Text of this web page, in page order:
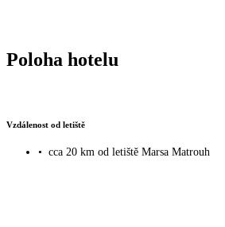
Poloha hotelu
Vzdálenost od letiště
• cca 20 km od letiště Marsa Matrouh